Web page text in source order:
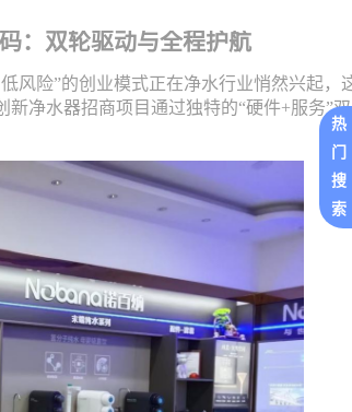
：双轮驱动与全程护航
风险”的创业模式正在净水行业悄然兴起，
净水器招商项目通过独特的“硬件+服务”
热
门
搜
索